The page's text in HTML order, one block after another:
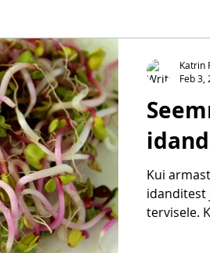
Kui
idanditest
tervisele.
Katrin
Feb 3,